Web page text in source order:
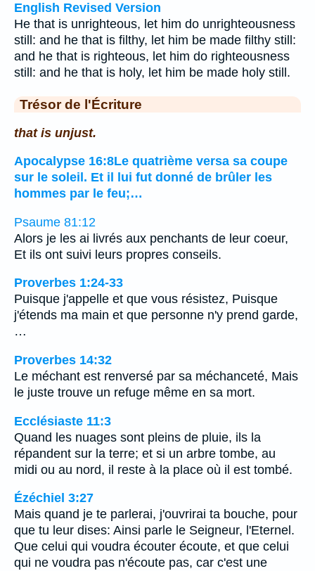
English Revised Version
He that is unrighteous, let him do unrighteousness
still: and he that is filthy, let him be made filthy still:
and he that is righteous, let him do righteousness
still: and he that is holy, let him be made holy still.
Trésor de l'Écriture
that is unjust.
Apocalypse 16:8Le quatrième versa sa coupe
sur le soleil. Et il lui fut donné de brûler les
hommes par le feu;…
Psaume 81:12
Alors je les ai livrés aux penchants de leur coeur,
Et ils ont suivi leurs propres conseils.
Proverbes 1:24-33
Puisque j'appelle et que vous résistez, Puisque
j'étends ma main et que personne n'y prend garde,
…
Proverbes 14:32
Le méchant est renversé par sa méchanceté, Mais
le juste trouve un refuge même en sa mort.
Ecclésiaste 11:3
Quand les nuages sont pleins de pluie, ils la
répandent sur la terre; et si un arbre tombe, au
midi ou au nord, il reste à la place où il est tombé.
Ézéchiel 3:27
Mais quand je te parlerai, j'ouvrirai ta bouche, pour
que tu leur dises: Ainsi parle le Seigneur, l'Eternel.
Que celui qui voudra écouter écoute, et que celui
qui ne voudra pas n'écoute pas, car c'est une